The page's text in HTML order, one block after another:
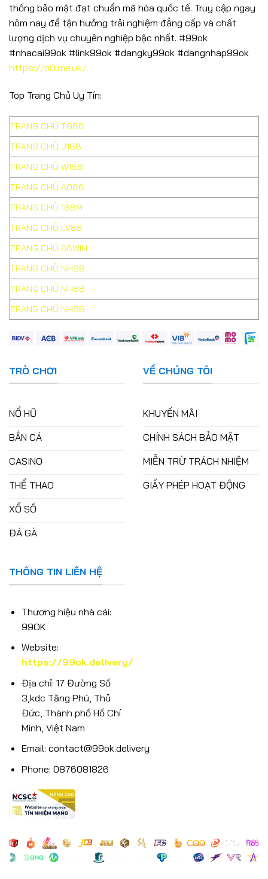
thống bảo mật đạt chuẩn mã hóa quốc tế. Truy cập ngay
hôm nay để tận hưởng trải nghiệm đẳng cấp và chất
lượng dịch vụ chuyên nghiệp bậc nhất. #99ok
#nhacai99ok #link99ok #dangky99ok #dangnhap99ok
https://o8.me.uk/
Top Trang Chủ Uy Tín:
TRANG CHỦ TG88
TRANG CHỦ J188
TRANG CHỦ W188
TRANG CHỦ AO88
TRANG CHỦ 188M
TRANG CHỦ LV88
TRANG CHỦ 68WIN
TRANG CHỦ NH88
TRANG CHỦ NH88
TRANG CHỦ NH88
TRÒ CHƠI
NỔ HŨ
BẮN CÁ
CASINO
THỂ THAO
XỔ SỐ
ĐÁ GÀ
VỀ CHÚNG TÔI
KHUYẾN MÃI
CHÍNH SÁCH BẢO MẬT
MIỄN TRỪ TRÁCH NHIỆM
GIẤY PHÉP HOẠT ĐỘNG
THÔNG TIN LIÊN HỆ
Thương hiệu nhà cái:
99OK
Website:
https://99ok.delivery/
Địa chỉ: 17 Đường Số
3,kdc Tăng Phú, Thủ
Đức, Thành phố Hồ Chí
Minh, Việt Nam
Email: contact@99ok.delivery
Phone: 0876081826